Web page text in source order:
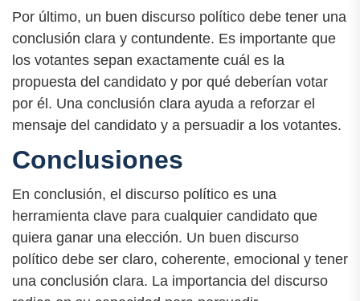
Por último, un buen discurso político debe tener una
conclusión clara y contundente. Es importante que
los votantes sepan exactamente cuál es la
propuesta del candidato y por qué deberían votar
por él. Una conclusión clara ayuda a reforzar el
mensaje del candidato y a persuadir a los votantes.
Conclusiones
En conclusión, el discurso político es una
herramienta clave para cualquier candidato que
quiera ganar una elección. Un buen discurso
político debe ser claro, coherente, emocional y tener
una conclusión clara. La importancia del discurso